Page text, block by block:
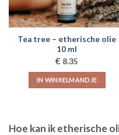
op
de
Tea tree – etherische olie
10 ml
€ 8.35
IN WINKELMANDJE
Hoe kan ik etherische